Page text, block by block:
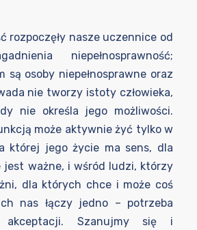
nasze uczennice od
niepełnosprawność;
są osoby niepełnosprawne oraz
nie tworzy istoty człowieka,
nie określa jego możliwości.
może aktywnie żyć tylko w
której jego życie ma sens, dla
jest ważne, i wśród ludzi, którzy
dla których chce i może coś
nas łączy jedno – potrzeba
akceptacji. Szanujmy się i